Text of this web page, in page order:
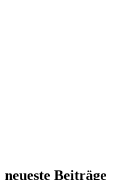
neueste Beiträge